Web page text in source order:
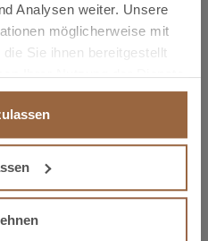
Analysen weiter. Unsere
möglicherweise mit
Sie ihnen bereitgestellt
Ihrer Nutzung der Dienste
/